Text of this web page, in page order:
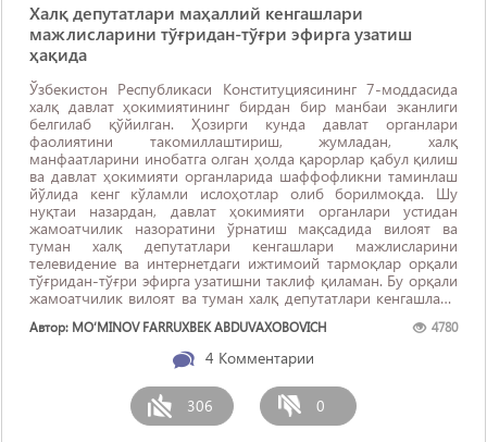
Халқ депутатлари маҳаллий кенгашлари
мажлисларини тўғридан-тўғри эфирга узатиш
ҳақида
Ўзбекистон Республикаси Конституциясининг 7-моддасида
халқ давлат ҳокимиятининг бирдан бир манбаи эканлиги
белгилаб қўйилган. Ҳозирги кунда давлат органлари
фаолиятини такомиллаштириш, жумладан, халқ
манфаатларини инобатга олган ҳолда қарорлар қабул қилиш
ва давлат ҳокимияти органларида шаффофликни таминлаш
йўлида кенг кўламли ислоҳотлар олиб борилмоқда. Шу
нуқтаи назардан, давлат ҳокимияти органлари устидан
жамоатчилик назоратини ўрнатиш мақсадида вилоят ва
туман халқ депутатлари кенгашлари мажлисларини
телевидение ва интернетдаги ижтимоий тармоқлар орқали
тўғридан-тўғри эфирга узатишни таклиф қиламан. Бу орқали
жамоатчилик вилоят ва туман халқ депутатлари кенгашлари
бўйича кенгаш томонидан қандай қарорлар ...
Автор: MO‘MINOV FARRUXBEK ABDUVAXOBOVICH 4780
4 Комментарии
306 0